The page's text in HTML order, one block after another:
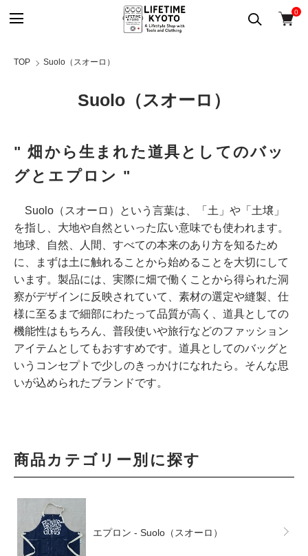
0
TOP Suolo（スオーロ）
Suolo（スオーロ）
" 畑から生まれた道具としてのバッ
グとエプロン "
Suolo（スオーロ）という言葉は、「土」や「土壌」
を指し、大地や自然といった広い意味でも使われます。
地球、自然、人間、すべての本来のあり方を知るため
に、まずは土に触れることから始めることを大切にして
います。製品には、実際に畑で働くことから得られた洞
察がデザインに反映されていて、素材の選定や縫製、仕
様に至るまで細部にわたって品質が高く、道具としての
機能性はもちろん、普段使いや旅行などのファッション
アイテムとしてもおすすめです。道具としてのバッグと
いうコンセプトで少しのきっかけになれたら。そんな思
いが込められたブランドです。
商品カテゴリー別に探す
エプロン - Suolo（スオーロ）